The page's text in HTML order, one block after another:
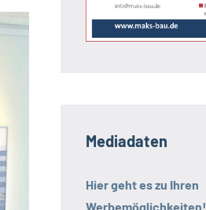
Mediadaten
Hier geht es zu Ihren
Werbemöglichkeiten!